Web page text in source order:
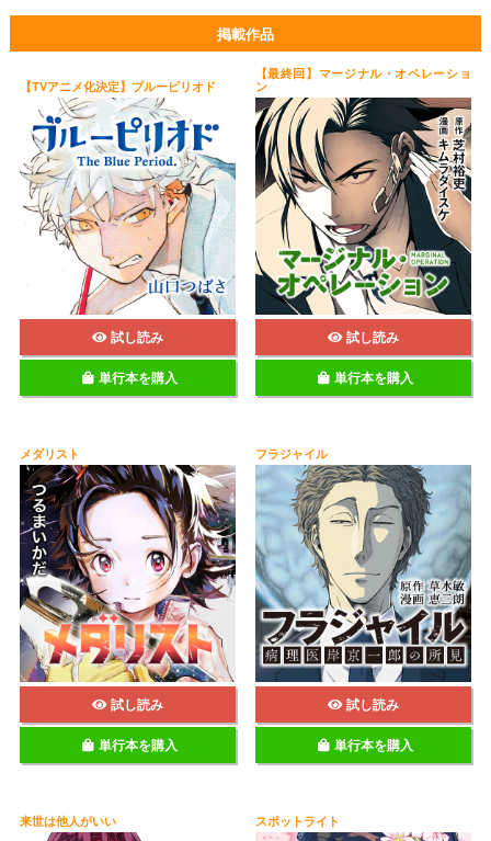
掲載作品
【TVアニメ化決定】ブルーピリオド
試し読み
単行本を購入
【最終回】マージナル・オペレーショ
ン
試し読み
単行本を購入
メダリスト
試し読み
単行本を購入
フラジャイル
試し読み
単行本を購入
来世は他人がいい スポットライト